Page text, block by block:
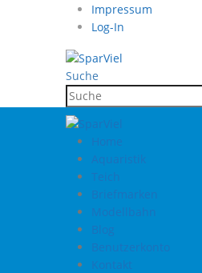
Impressum
Log-In
Suche
Home
Aquaristik
Teich
Briefmarken
Modellbahn
Blog
Benutzerkonto
Kontakt